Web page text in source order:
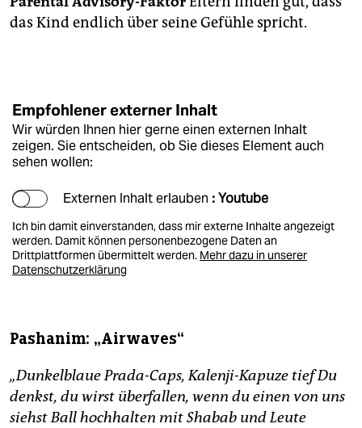
das Kind endlich über seine Gefühle spricht.
Empfohlener externer Inhalt
Wir würden Ihnen hier gerne einen externen Inhalt
zeigen. Sie entscheiden, ob Sie dieses Element auch
sehen wollen:
Externen Inhalt erlauben : Youtube
Ich bin damit einverstanden, dass mir externe Inhalte angezeigt
werden. Damit können personenbezogene Daten an
Drittplattformen übermittelt werden. Mehr dazu in unserer
Datenschutzerklärung
Pashanim: „Airwaves“
„Dunkelblaue Prada-Caps, Kalenji-Kapuze tief Du
denkst, du wirst überfallen, wenn du einen von uns
siehst Ball hochhalten mit Shabab und Leute